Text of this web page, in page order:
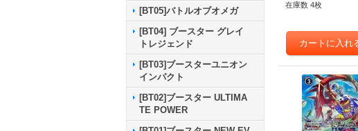
[BT05]バトルオブオメガ
[BT04] ブースター グレイ
トレジェンド
[BT03]ブースターユニオン
インパクト
[BT02]ブースター ULTIMA
TE POWER
在庫数 4枚